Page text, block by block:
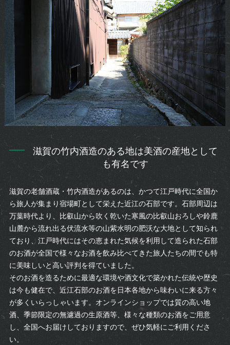
滋賀の竹内酒造のある地は美酒の産地として
も有名です
滋賀の老舗酒蔵・竹内酒造があるのは、かつて江戸時代に全国か
ら旅人が集まり宿場町として栄えた近江の石部です。石部周辺は
万葉時代より、比叡山から吹く乾いた寒風の比叡山おろしや鈴鹿
山麓から流れ出る伏流水等の山紫水明の肥沃な大地として知られ
ており、江戸時代にはその恵まれた気候を利用して造られた石部
のお酒が全国で様々なお酒を飲み比べてきた旅人たちの間でも特
に美味しいと高い評判を得ていました。
そのお酒を造るために最適な環境や酒文化で築かれた伝統や歴史
は今も健在で、近江石部のお酒を日本各地から味わいに来る方々
が多くいらっしゃいます。オンラインショップでは質の高い地
酒、季節限定の無濾過の生原酒等、様々な種類のお酒をご用意
し、全国へお届けしておりますので、ぜひ気軽にご利用くださ
い。